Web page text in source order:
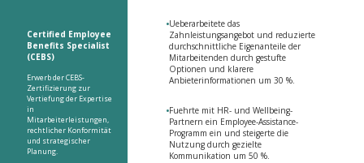
Certified Employee
Benefits Specialist
(CEBS)
Erwerb der CEBS-
Zertifizierung zur
Vertiefung der Expertise
in
Mitarbeiterleistungen,
rechtlicher Konformität
und strategischer
Planung.
•Ueberarbeitete das
Zahnleistungsangebot und reduzierte
durchschnittliche Eigenanteile der
Mitarbeitenden durch gestufte
Optionen und klarere
Anbieterinformationen um 30 %.
•Fuehrte mit HR- und Wellbeing-
Partnern ein Employee-Assistance-
Programm ein und steigerte die
Nutzung durch gezielte
Kommunikation um 50 %.